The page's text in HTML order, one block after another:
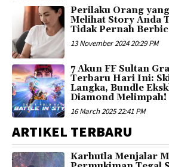
Perilaku Orang
Melihat Story Anda
Tidak Pernah
13 November 2024 20:29 PM
7 Akun FF Sultan
Terbaru Hari Ini:
Langka, Bundle
Diamond Melimpah!
16 March 2025 22:41 PM
ARTIKEL TERBARU
Karhutla Menjalar